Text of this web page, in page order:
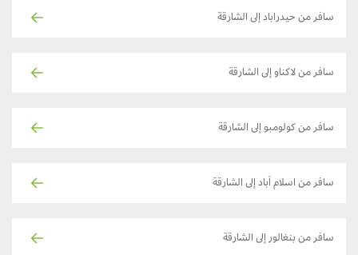
سافر من حيدراباد إلى الشارقة
سافر من لاكناو إلى الشارقة
سافر من كولومبو إلى الشارقة
سافر من اسلام آباد إلى الشارقة
سافر من بنغالور إلى الشارقة